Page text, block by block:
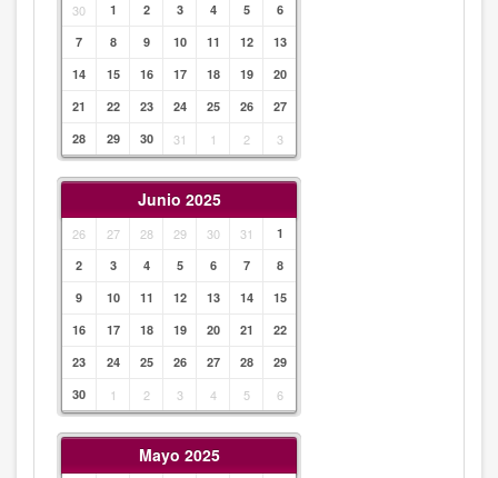
30 1 2 3 4 5
6
7
8 9 10 11 12
13
14
15 16 17 18 19
20
21
22 23 24 25 26
27
28
29 30 31 1 2 3
Junio 2025
26 27 28 29 30 31
1
2
3 4 5 6 7
8
9
10 11 12 13 14
15
16
17 18 19 20 21
22
23
24 25 26 27 28
29
30
1 2 3 4 5 6
Mayo 2025